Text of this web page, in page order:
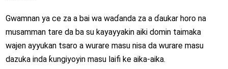
Gwamnan ya ce za a bai wa waɗanda za a ɗaukar horo na
musamman tare da ba su kayayyakin aiki domin taimaka
wajen ayyukan tsaro a wurare masu nisa da wurare masu
dazuka inda ƙungiyoyin masu laifi ke aika-aika.